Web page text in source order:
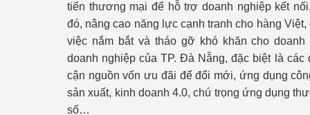
tiến thương mại để hỗ trợ doanh nghiệp kết
đó, nâng cao năng lực cạnh tranh cho hàng
việc nắm bắt và tháo gỡ khó khăn cho
doanh nghiệp của TP. Đà Nẵng, đặc biệt là
cận nguồn vốn ưu đãi để đổi mới, ứng dụng
sản xuất, kinh doanh 4.0, chú trọng ứng dụng
số…